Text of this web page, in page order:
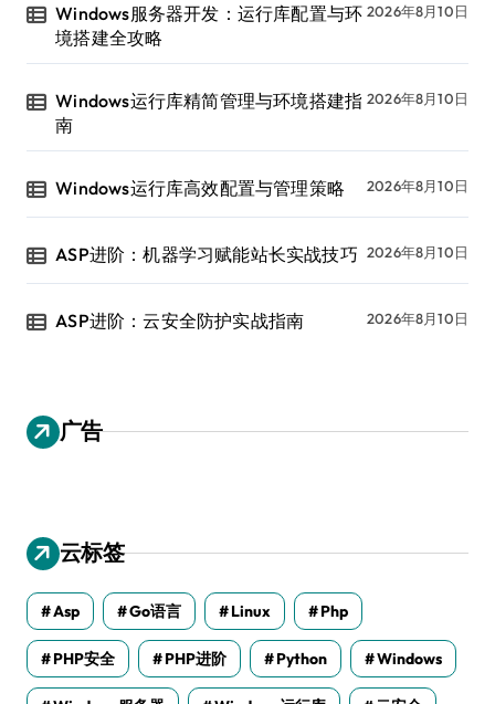
Windows服务器开发：运行库配置与环
境搭建全攻略
2026年8月10日
Windows运行库精简管理与环境搭建指
南
2026年8月10日
Windows运行库高效配置与管理策略 2026年8月10日
ASP进阶：机器学习赋能站长实战技巧 2026年8月10日
ASP进阶：云安全防护实战指南 2026年8月10日
广告
云标签
Asp Go语言 Linux Php
PHP安全 PHP进阶 Python Windows